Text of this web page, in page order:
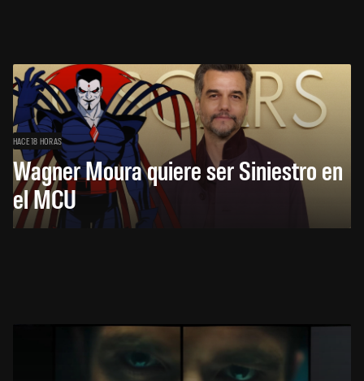
HACE 18 HORAS
Wagner Moura quiere ser Siniestro en
el MCU